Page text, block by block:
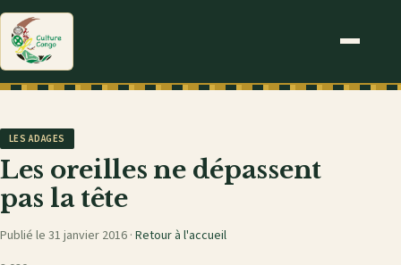
LES ADAGES
Les oreilles ne dépassent
pas la tête
Publié le 31 janvier 2016 · Retour à l'accueil